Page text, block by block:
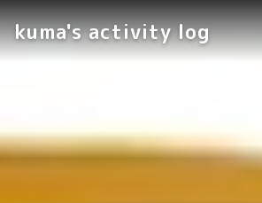
kuma's activity log